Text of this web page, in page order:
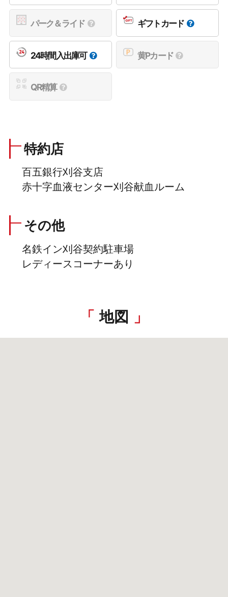
パーク＆ライド ギフトカード
24時間入出庫可 黄Pカード
QR精算
特約店
百五銀行刈谷支店
赤十字血液センター刈谷献血ルーム
その他
名鉄イン刈谷契約駐車場
レディースコーナーあり
地図